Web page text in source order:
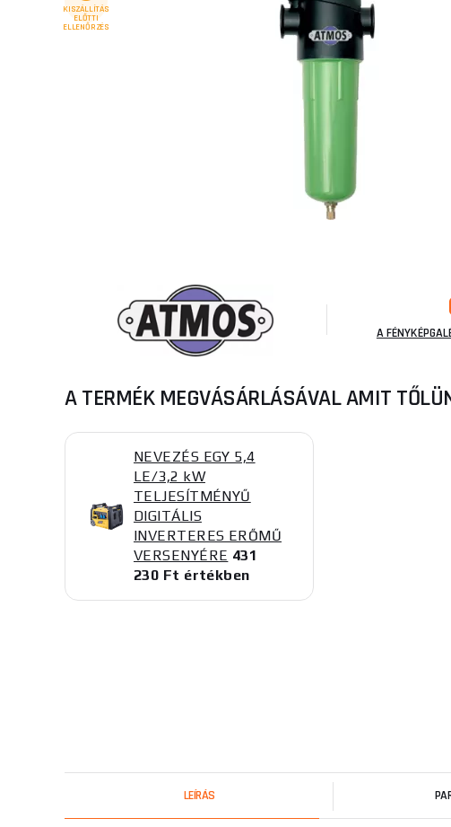
KISZÁLLÍTÁS
ELŐTTI
ELLENŐRZÉS
A
A TERMÉK MEGVÁSÁRLÁSÁVAL AMIT
NEVEZÉS EGY 5,4
LE/3,2 kW
TELJESÍTMÉNYŰ
DIGITÁLIS
INVERTERES ERŐMŰ
VERSENYÉRE 431
230 Ft értékben
LEÍRÁS